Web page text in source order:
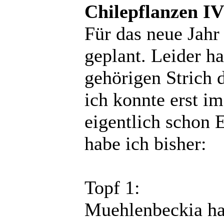
Chilepflanzen
Für das neue
geplant. Leider
gehörigen Strich
ich konnte erst
eigentlich schon
habe ich bisher:
Topf 1:
Muehlenbeckia